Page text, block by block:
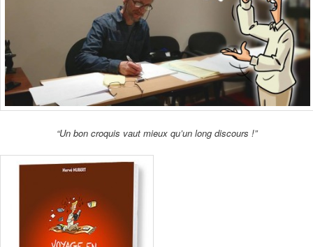
“Un bon croquis vaut mieux qu’un long discours !”